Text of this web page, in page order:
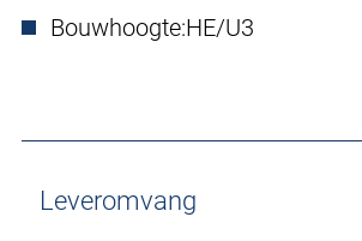
Bouwhoogte:HE/U3
Leveromvang